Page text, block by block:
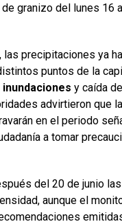
de granizo del lunes 16
las precipitaciones ya
puntos de la
inundaciones y caída
advirtieron que
en el periodo
a tomar
del 20 de junio
aunque el